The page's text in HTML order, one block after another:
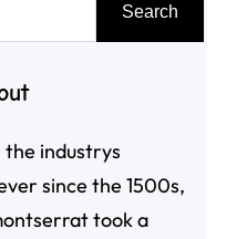
Search
the industrys
since the 1500s,
took a